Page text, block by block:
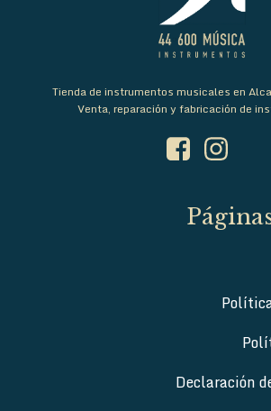
Tienda de instrumentos musicales en
Venta, reparación y fabricación de
Declaración